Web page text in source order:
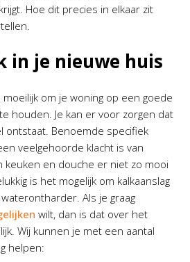
Hoe dit precies in elkaar zit
in je nieuwe huis
om je woning op een goede
houden. Je kan er voor zorgen dat
ontstaat. Benoemde specifiek
veelgehoorde klacht is van
keuken en douche er niet zo mooi
is het mogelijk om kalkaanslag
Als je graag
wilt, dan is dat over het
Wij kunnen je met een aantal
helpen: